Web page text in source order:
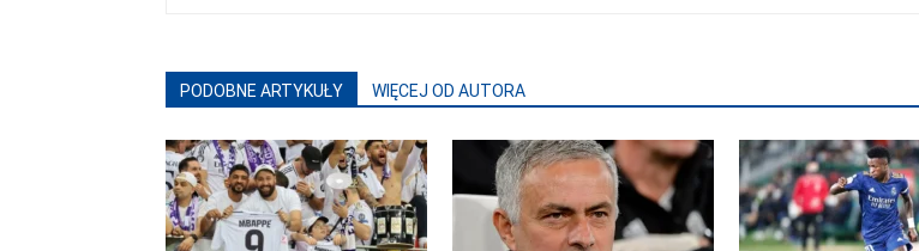
PODOBNE ARTYKUŁY WIĘCEJ OD AUTORA